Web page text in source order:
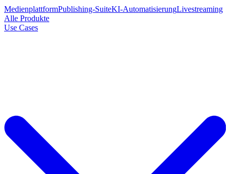
MedienplattformPublishing-SuiteKI-AutomatisierungLivestreaming
Alle Produkte
Use Cases